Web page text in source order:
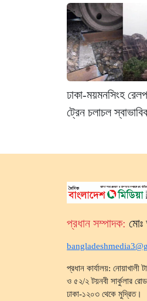
ঢাকা-ময়মনসিংহ
ট্রেন চলাচল
প্রধান সম্পাদক: মোঃ
প্রধান কার্যালয়:
ও ৫২/২ টয়নবী সার্কুলার
ঢাকা-১২০৩ থেকে মুদ্রিত।